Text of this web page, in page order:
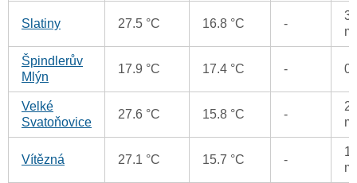
Slatiny 27.5 °C 16.8 °C -
Špindlerův
Mlýn
17.9 °C 17.4 °C - 0
Velké
Svatoňovice
27.6 °C 15.8 °C -
Vítězná 27.1 °C 15.7 °C -